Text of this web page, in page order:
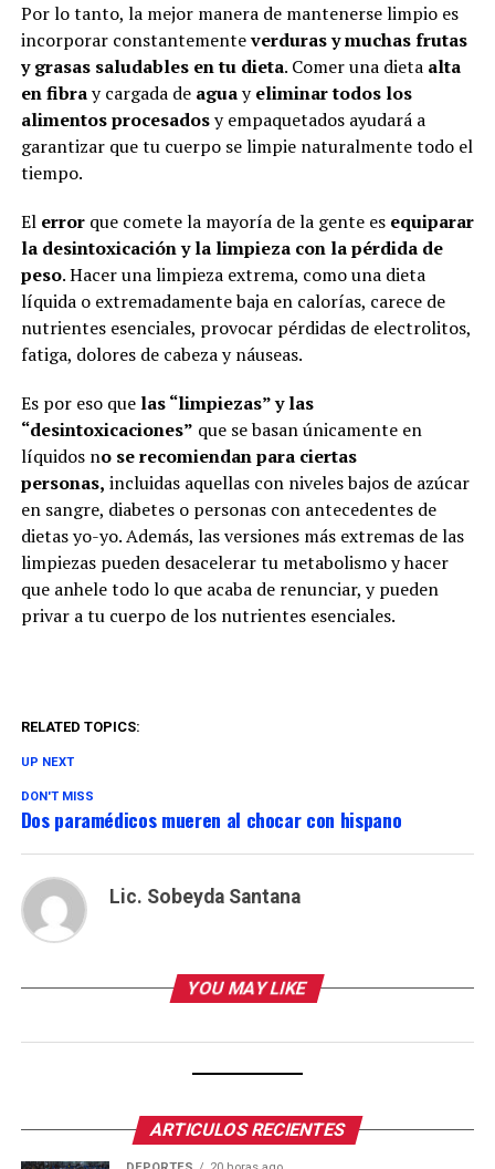
Por lo tanto, la mejor manera de mantenerse limpio es
incorporar constantementeverduras y muchas frutas
y grasas saludables en tu dieta. Comer una dietaalta
en fibray cargada de aguayeliminar todos los
alimentos procesados​​y empaquetados ayudará a
garantizar que tu cuerpo se limpie naturalmente todo el
tiempo.
Elerrorque comete la mayoría de la gente es equiparar
la desintoxicación y la limpieza con la pérdida de
peso. Hacer una limpieza extrema, como una dieta
líquida o extremadamente baja en calorías, carece de
nutrientes esenciales, provocar pérdidas de electrolitos,
fatiga, dolores de cabeza y náuseas.
Es por eso que las “limpiezas” y las
“desintoxicaciones” que se basan únicamente en
líquidos no se recomiendan para ciertas
personas, incluidas aquellas con niveles bajos de azúcar
en sangre, diabetes o personas con antecedentes de
dietas yo-yo. Además, las versiones más extremas de las
limpiezas pueden desacelerar tu metabolismo y hacer
que anhele todo lo que acaba de renunciar, y pueden
privar a tu cuerpo de los nutrientes esenciales.
RELATED TOPICS:
UP NEXT
DON'T MISS
Dos paramédicos mueren al chocar con hispano
Lic. Sobeyda Santana
YOU MAY LIKE
ARTICULOS RECIENTES